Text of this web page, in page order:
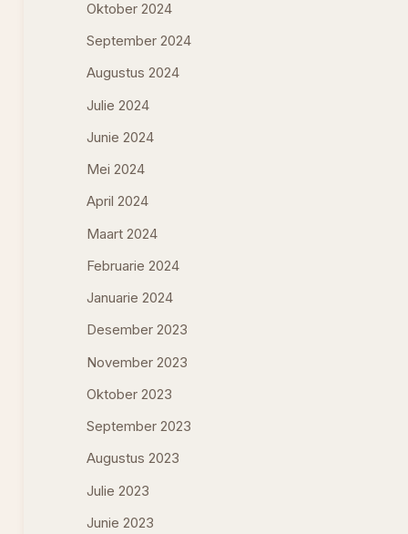
Oktober 2024
September 2024
Augustus 2024
Julie 2024
Junie 2024
Mei 2024
April 2024
Maart 2024
Februarie 2024
Januarie 2024
Desember 2023
November 2023
Oktober 2023
September 2023
Augustus 2023
Julie 2023
Junie 2023